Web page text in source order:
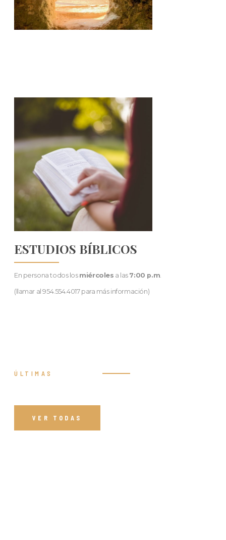
ESTUDIOS BÍBLICOS
En persona todos los miércoles a las 7:00 p.m.
(llamar al 954.554.4017 para más información)
ÚLTIMAS
VER TODAS